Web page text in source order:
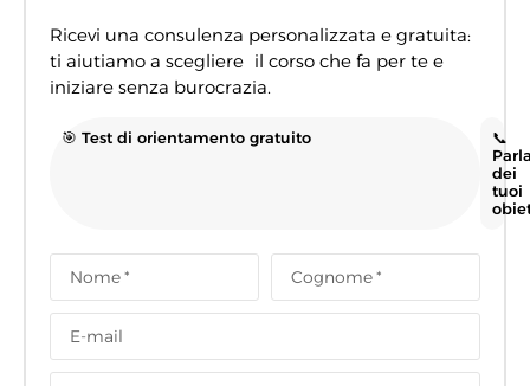
Ricevi una consulenza personalizzata e gratuita:
ti aiutiamo a scegliere il corso che fa per te e
iniziare senza burocrazia.
🎯 Test di orientamento gratuito
📞
dei
tuoi